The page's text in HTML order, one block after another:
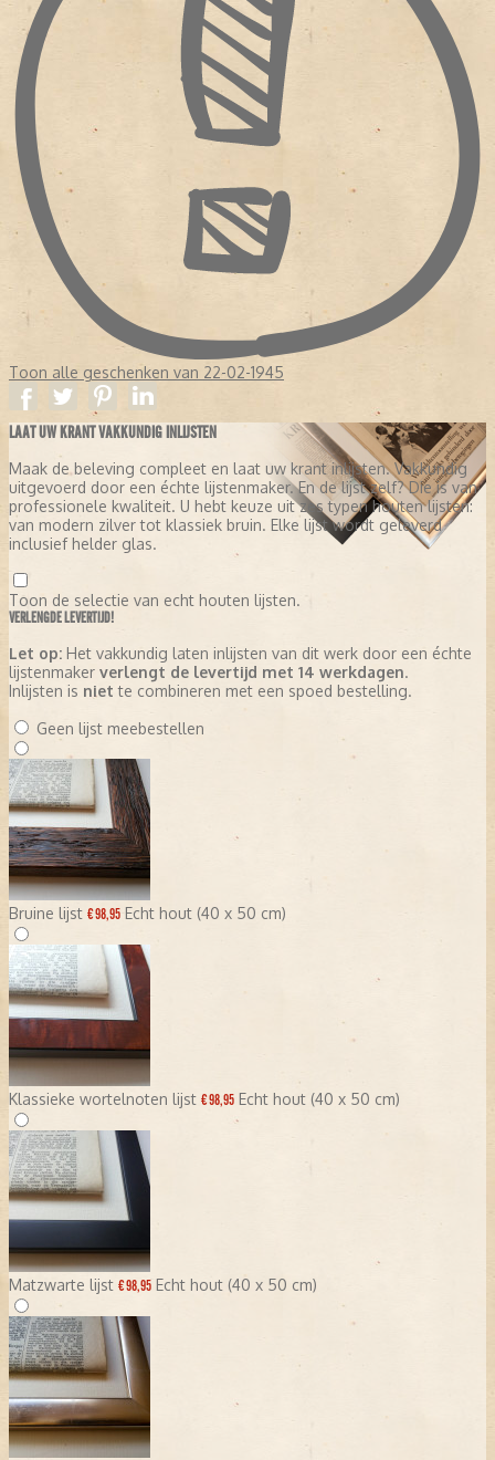
Toon alle geschenken van 22-02-1945
LAAT UW KRANT VAKKUNDIG INLIJSTEN
Maak de beleving compleet en laat uw krant inlijsten. Vakkundig
uitgevoerd door een échte lijstenmaker. En de lijst zelf? Die is van
professionele kwaliteit. U hebt keuze uit zes typen houten lijsten:
van modern zilver tot klassiek bruin. Elke lijst wordt geleverd
inclusief helder glas.
Toon de selectie van echt houten lijsten.
VERLENGDE LEVERTIJD!
Let op: Het vakkundig laten inlijsten van dit werk door een échte
lijstenmaker verlengt de levertijd met 14 werkdagen.
Inlijsten is niet te combineren met een spoed bestelling.
Geen lijst meebestellen
Bruine lijst € 98,95 Echt hout (40 x 50 cm)
Klassieke wortelnoten lijst € 98,95 Echt hout (40 x 50 cm)
Matzwarte lijst € 98,95 Echt hout (40 x 50 cm)